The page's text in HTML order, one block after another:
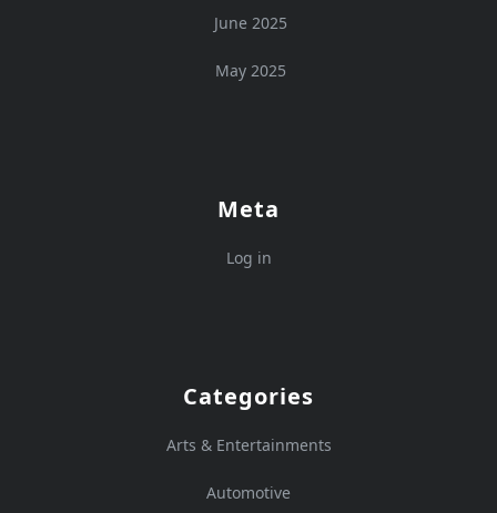
June 2025
May 2025
Meta
Log in
Categories
Arts & Entertainments
Automotive